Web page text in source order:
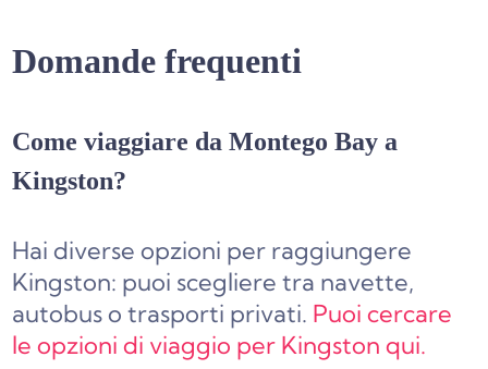
Domande frequenti
Come viaggiare da Montego Bay a
Kingston?
Hai diverse opzioni per raggiungere
Kingston: puoi scegliere tra navette,
autobus o trasporti privati. Puoi cercare
le opzioni di viaggio per Kingston qui.